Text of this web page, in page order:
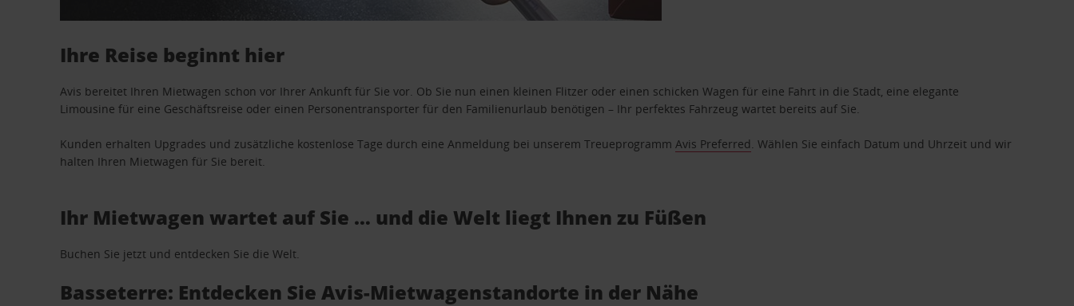
Ihre Reise beginnt hier
Avis bereitet Ihren Mietwagen schon vor Ihrer Ankunft für Sie vor. Ob Sie nun einen kleinen Flitzer oder einen schicken Wagen für eine Fahrt in die Stadt, eine elegante
Limousine für eine Geschäftsreise oder einen Personentransporter für den Familienurlaub benötigen – Ihr perfektes Fahrzeug wartet bereits auf Sie.
Kunden erhalten Upgrades und zusätzliche kostenlose Tage durch eine Anmeldung bei unserem TreueprogrammAvis Preferred. Wählen Sie einfach Datum und Uhrzeit und wir
halten Ihren Mietwagen für Sie bereit.
Ihr Mietwagen wartet auf Sie … und die Welt liegt Ihnen zu Füßen
Buchen Sie jetzt und entdecken Sie die Welt.
Basseterre: Entdecken Sie Avis-Mietwagenstandorte in der Nähe